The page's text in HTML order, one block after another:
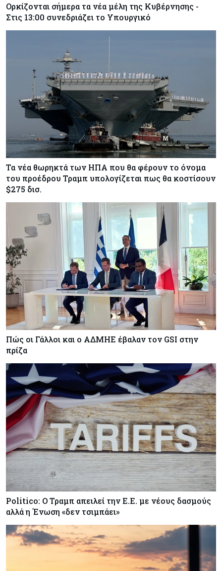
Ορκίζονται σήμερα τα νέα μέλη της Κυβέρνησης -
Στις 13:00 συνεδριάζει το Υπουργικό
Τα νέα θωρηκτά των ΗΠΑ που θα φέρουν το όνομα
του προέδρου Τραμπ υπολογίζεται πως θα κοστίσουν
$275 δισ.
Πώς οι Γάλλοι και ο ΑΔΜΗΕ έβαλαν τον GSI στην
πρίζα
Politico: Ο Τραμπ απειλεί την Ε.Ε. με νέους δασμούς
αλλά η Ένωση «δεν τσιμπάει»